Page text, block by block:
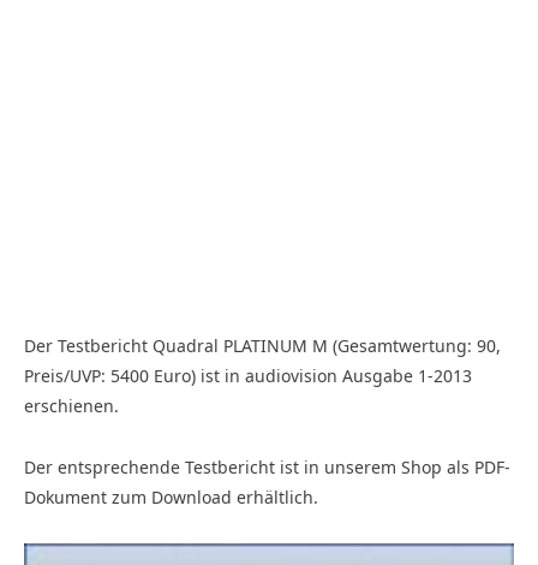
Der Testbericht Quadral PLATINUM M (Gesamtwertung: 90,
Preis/UVP: 5400 Euro) ist in audiovision Ausgabe 1-2013
erschienen.
Der entsprechende Testbericht ist in unserem Shop als PDF-
Dokument zum Download erhältlich.